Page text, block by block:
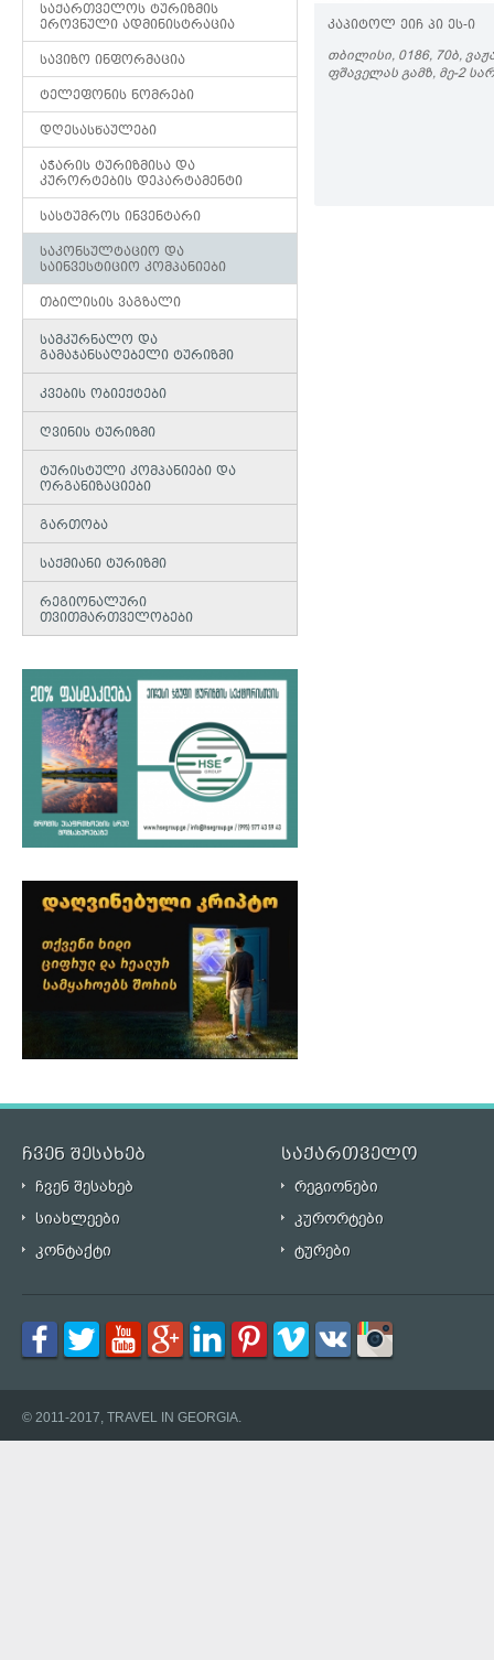
საქართველოს ტურიზმის
ეროვნული ადმინისტრაცია
სავიზო ინფორმაცია
ტელეფონის ნომრები
დღესასწაულები
აჭარის ტურიზმისა და
კურორტების დეპარტამენტი
სასტუმროს ინვენტარი
საკონსულტაციო და
საინვესტიციო კომპანიები
თბილისის ვაგზალი
სამკურნალო და
გამაჯანსაღებელი ტურიზმი
კვების ობიექტები
ღვინის ტურიზმი
ტურისტული კომპანიები და
ორგანიზაციები
გართობა
საქმიანი ტურიზმი
რეგიონალური
თვითმართველობები
ᲙᲐᲞᲘᲢᲝᲚ ᲔᲘᲩ ᲞᲘ ᲔᲡ-Ი
ᲗᲑᲘᲚᲘᲡᲘ, 0186, 70Ბ,
ᲤᲨᲐᲕᲔᲚᲐᲡ ᲒᲐᲛᲖ, ᲛᲔ-2
ჩვენ შესახებ საქართველო
ჩვენ შესახებ
რეგიონები
სიახლეები
კურორტები
კონტაქტი
ტურები
© 2011-2017, TRAVEL IN GEORGIA.